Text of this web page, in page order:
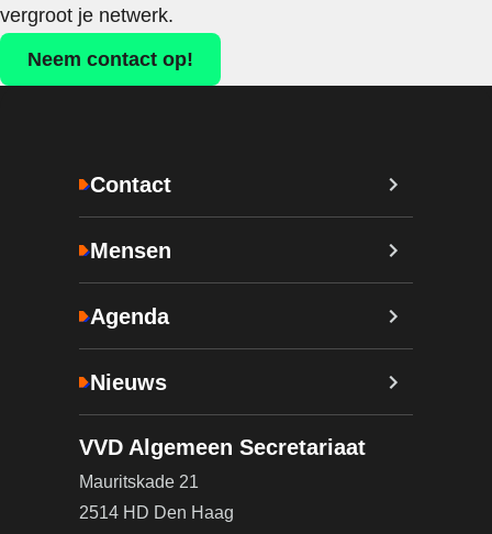
vergroot je netwerk.
Neem contact op!
Contact
Mensen
Agenda
Nieuws
VVD Algemeen Secretariaat
Mauritskade 21
2514 HD Den Haag